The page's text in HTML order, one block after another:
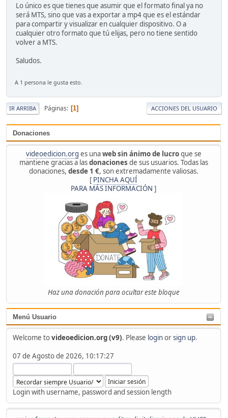
Donaciones
videoedicion.org es unaweb sin ánimo de lucroque se
mantiene gracias a lasdonaciones de sus usuarios. Todas las
donaciones, desde 1 €, son extremadamente valiosas.
[ PINCHA AQUÍ
PARA MÁS INFORMACIÓN ]
Haz una donación para ocultar este bloque
Menú Usuario
Welcome tovideoedicion.org (v9). Please loginorsign up.
07 de Agosto de 2026, 10:17:27
Login with username, password and session length
Lo único es que tienes que asumir que el formato final ya no
será MTS, sino que vas a exportar a mp4 que es el estándar
para compartir y visualizar en cualquier dispositivo. O a
cualquier otro formato que tú elijas, pero no tiene sentido
volver a MTS.
Saludos.
A 1 persona le gusta esto.
IR ARRIBA Páginas 1 ACCIONES DEL USUARIO